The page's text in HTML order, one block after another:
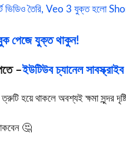
ভিডিও তৈরি, Veo 3 যুক্ত হলো
পেজে যুক্ত থাকুন!
–ইউটিউব চ্যানেল
হয়ে থাকলে অবশ্যই ক্ষমা সুন্দর
🤔